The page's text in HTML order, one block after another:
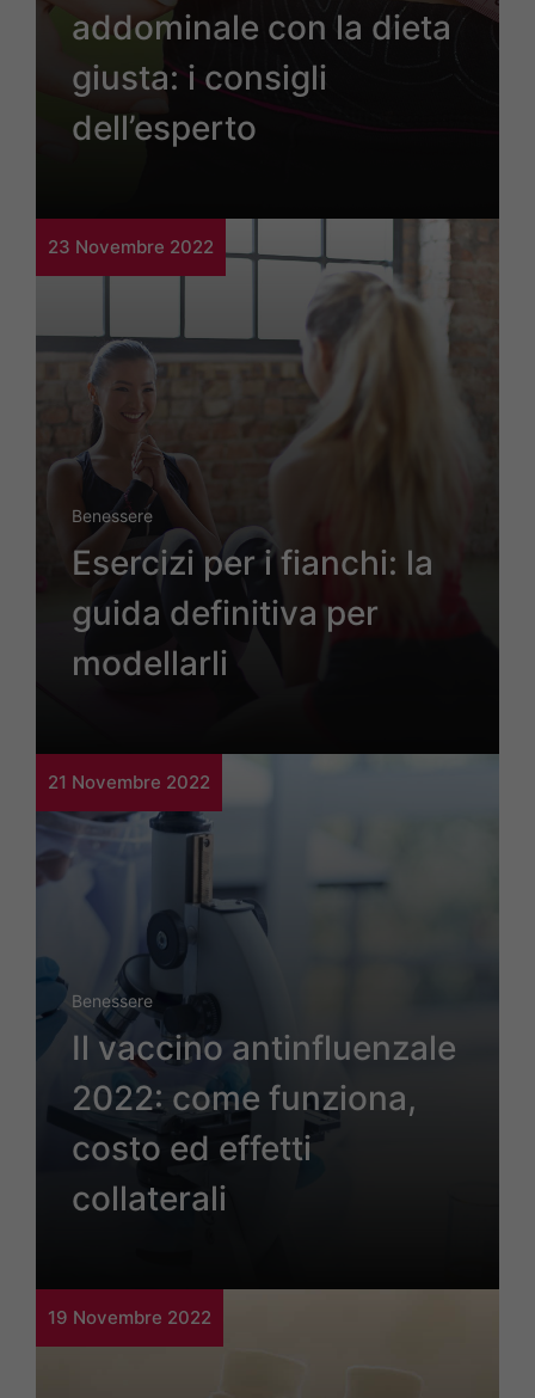
addominale con la dieta
giusta: i consigli
dell’esperto
23 Novembre 2022
Benessere
Esercizi per i fianchi: la
guida definitiva per
modellarli
21 Novembre 2022
Benessere
Il vaccino antinfluenzale
2022: come funziona,
costo ed effetti
collaterali
19 Novembre 2022